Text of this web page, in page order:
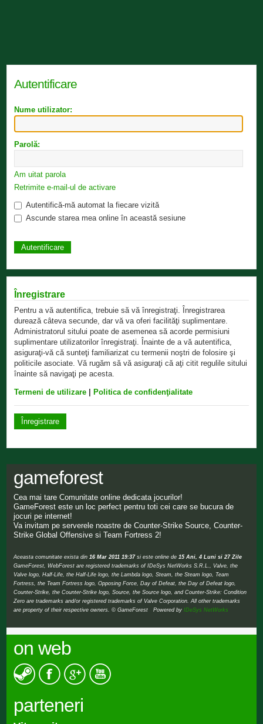
Autentificare
Nume utilizator:
Parolă:
Am uitat parola
Retrimite e-mail-ul de activare
Autentifică-mă automat la fiecare vizită
Ascunde starea mea online în această sesiune
Înregistrare
Pentru a vă autentifica, trebuie să vă înregistraţi. Înregistrarea
durează câteva secunde, dar vă va oferi facilităţi suplimentare.
Administratorul sitului poate de asemenea să acorde permisiuni
suplimentare utilizatorilor înregistraţi. Înainte de a vă autentifica,
asiguraţi-vă că sunteţi familiarizat cu termenii noştri de folosire şi
politicile asociate. Vă rugăm să vă asiguraţi că aţi citit regulile sitului
înainte să navigaţi pe acesta.
Termeni de utilizare Politica de confidenţialitate
Înregistrare
gameforest
Cea mai tare Comunitate online dedicata jocurilor!
GameForest este un loc perfect pentru toti cei care se bucura de
jocuri pe internet!
Va invitam pe serverele noastre de Counter-Strike Source, Counter-
Strike Global Offensive si Team Fortress 2!
Aceasta comunitate exista din 16 Mar 2011 19:37si este online de 15 Ani, 4 Luni si 27 Zile
GameForest, WebForest are registered trademarks of IDeSys NetWorks S.R.L., Valve, the
Valve logo, Half-Life, the Half-Life logo, the Lambda logo, Steam, the Steam logo, Team
Fortress, the Team Fortress logo, Opposing Force, Day of Defeat, the Day of Defeat logo,
Counter-Strike, the Counter-Strike logo, Source, the Source logo, and Counter-Strike: Condition
Zero are trademarks and/or registered trademarks of Valve Corporation. All other trademarks
are property of their respective owners. © GameForest Powered byIDeSys NetWorks
on web
parteneri